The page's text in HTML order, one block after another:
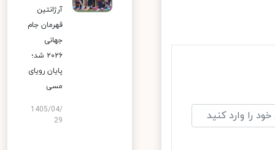
آرژانتین
قهرمان جام
جهانی
۲۰۲۶ شد؛
پایان رویای
مسی
1405/04/
29